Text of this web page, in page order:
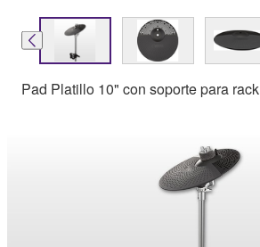
Pad Platillo 10" con soporte para rack